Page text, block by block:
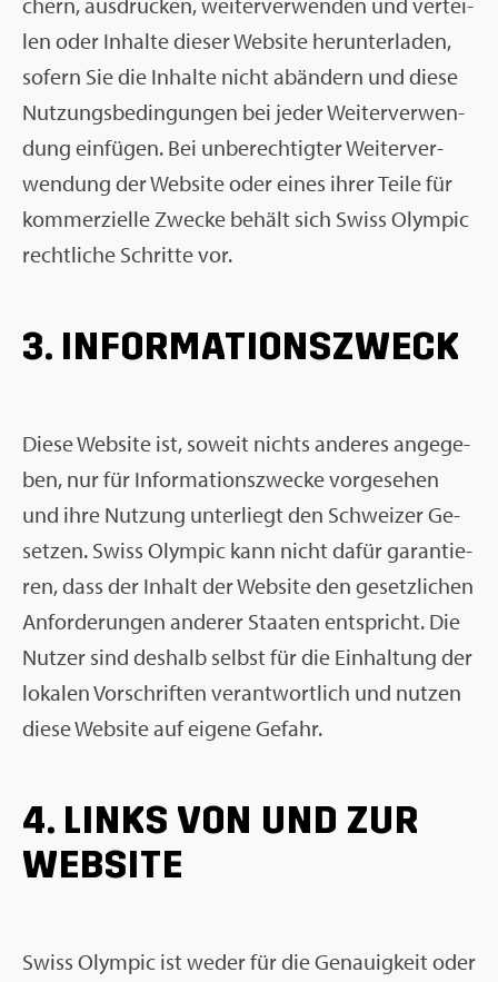
len oder In­hal­te die­ser Web­site her­un­ter­la­den,
so­fern Sie die In­hal­te nicht ab­än­dern und diese
Nut­zungs­be­din­gun­gen bei jeder Wei­ter­ver­wen­
dung ein­fü­gen. Bei un­be­rech­tig­ter Wei­ter­ver­
wen­dung der Web­site oder eines ihrer Teile für
kom­mer­zi­el­le Zwe­cke be­hält sich Swiss Olym­pic
recht­li­che Schrit­te vor.
3. IN­FOR­MA­TI­ONS­ZWECK
Diese Web­site ist, so­weit nichts an­de­res an­ge­ge­
ben, nur für In­for­ma­ti­ons­zwe­cke vor­ge­se­hen
und ihre Nut­zung un­ter­liegt den Schwei­zer Ge­
set­zen. Swiss Olym­pic kann nicht dafür ga­ran­tie­
ren, dass der In­halt der Web­site den ge­setz­li­chen
An­for­de­run­gen an­de­rer Staa­ten ent­spricht. Die
Nut­zer sind des­halb selbst für die Ein­hal­tung der
lo­ka­len Vor­schrif­ten ver­ant­wort­lich und nut­zen
diese Web­site auf ei­ge­ne Ge­fahr.
4. LINKS VON UND ZUR
WEB­SITE
Swiss Olym­pic ist weder für die Ge­nau­ig­keit oder